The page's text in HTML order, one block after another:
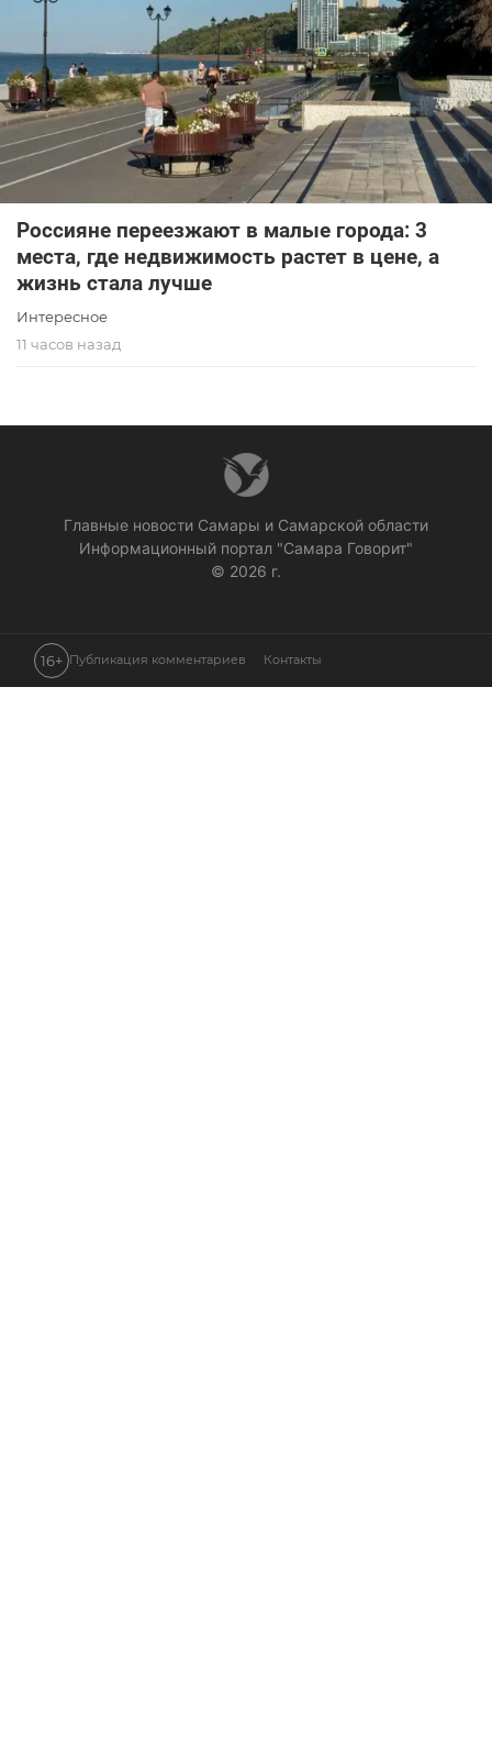
Россияне переезжают в малые города: 3
места, где недвижимость растет в цене, а
жизнь стала лучше
Интересное
11 часов назад
Главные новости Самары и Самарской области
Информационный портал "Самара Говорит"
© 2026 г.
16+ Публикация комментариев Контакты